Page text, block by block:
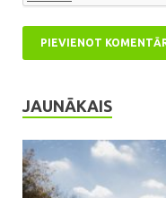
JAUNĀKAIS